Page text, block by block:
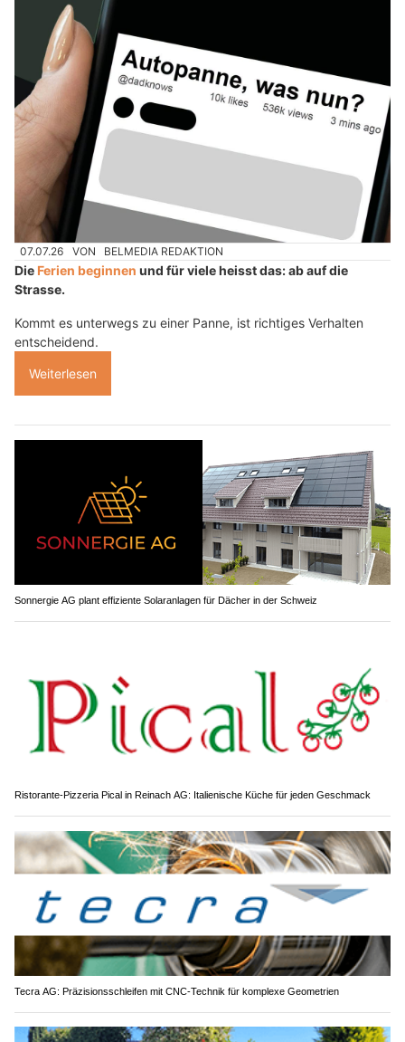
07.07.26 VON BELMEDIA REDAKTION
Die Ferien beginnen und für viele heisst das: ab auf die
Strasse.
Kommt es unterwegs zu einer Panne, ist richtiges Verhalten
entscheidend.
Weiterlesen
Sonnergie AG plant effiziente Solaranlagen für Dächer in der Schweiz
Ristorante-Pizzeria Pical in Reinach AG: Italienische Küche für jeden Geschmack
Tecra AG: Präzisionsschleifen mit CNC-Technik für komplexe Geometrien